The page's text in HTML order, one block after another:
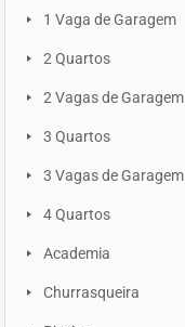
1 Vaga de Garagem
2 Quartos
2 Vagas de Garagem
3 Quartos
3 Vagas de Garagem
4 Quartos
Academia
Churrasqueira